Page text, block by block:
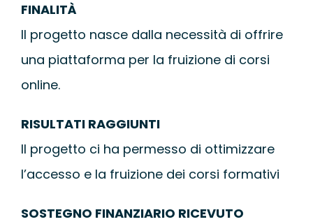
NEWS
FINALITÀ
Il progetto nasce dalla necessità di offrire
una piattaforma per la fruizione di corsi
online.
RISULTATI RAGGIUNTI
Il progetto ci ha permesso di ottimizzare
l’accesso e la fruizione dei corsi formativi
SOSTEGNO FINANZIARIO RICEVUTO